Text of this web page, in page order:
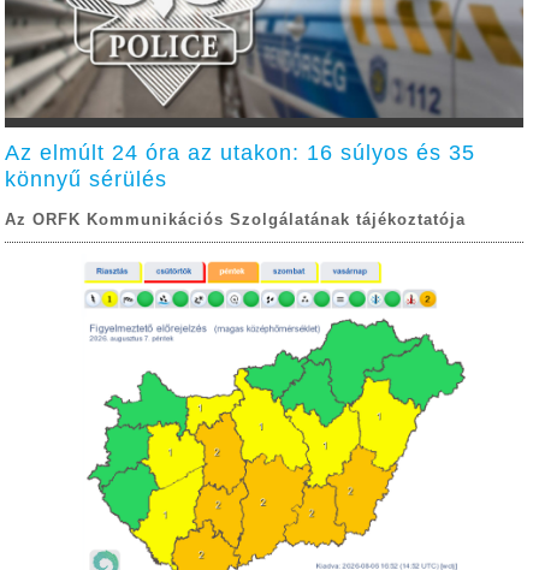
Az elmúlt 24 óra az utakon: 16 súlyos és 35
könnyű sérülés
Az ORFK Kommunikációs Szolgálatának tájékoztatója